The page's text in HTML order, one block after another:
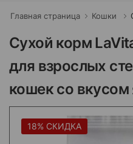
Главная страница Кошки
Сухой корм
для взрослых
кошек со вкусом
18% СКИДКА